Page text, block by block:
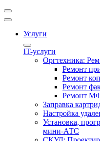
Услуги
IT-услуги
Оргтехника:
Ремонт
Ремонт
Ремонт
Ремонт
Заправка
Настройка
Установка,
мини-АТС